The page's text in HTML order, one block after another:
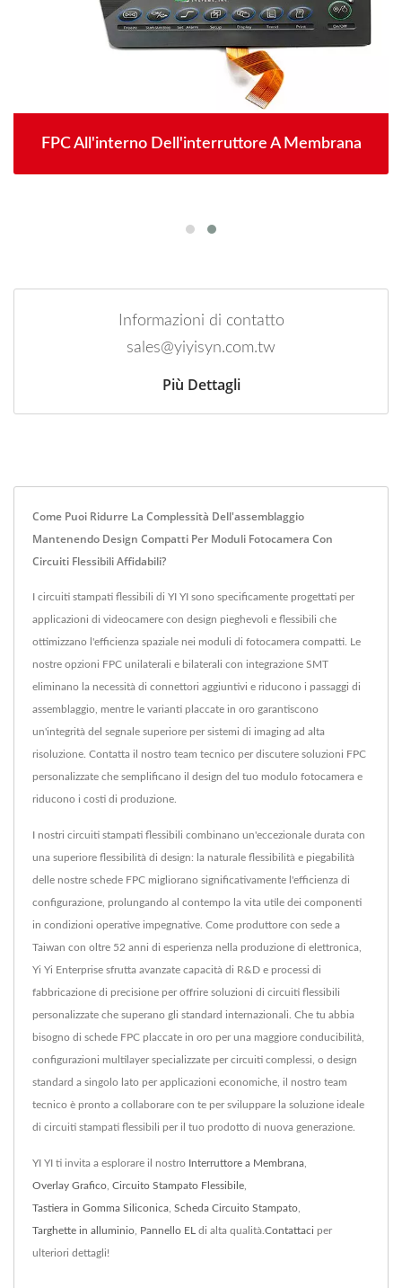
FPC All'interno Dell'interruttore A Membrana
Informazioni di contatto
sales@yiyisyn.com.tw
Più Dettagli
Come Puoi Ridurre La Complessità Dell'assemblaggio
Mantenendo Design Compatti Per Moduli Fotocamera Con
Circuiti Flessibili Affidabili?
I circuiti stampati flessibili di YI YI sono specificamente progettati per
applicazioni di videocamere con design pieghevoli e flessibili che
ottimizzano l'efficienza spaziale nei moduli di fotocamera compatti. Le
nostre opzioni FPC unilaterali e bilaterali con integrazione SMT
eliminano la necessità di connettori aggiuntivi e riducono i passaggi di
assemblaggio, mentre le varianti placcate in oro garantiscono
un'integrità del segnale superiore per sistemi di imaging ad alta
risoluzione. Contatta il nostro team tecnico per discutere soluzioni FPC
personalizzate che semplificano il design del tuo modulo fotocamera e
riducono i costi di produzione.
I nostri circuiti stampati flessibili combinano un'eccezionale durata con
una superiore flessibilità di design: la naturale flessibilità e piegabilità
delle nostre schede FPC migliorano significativamente l'efficienza di
configurazione, prolungando al contempo la vita utile dei componenti
in condizioni operative impegnative. Come produttore con sede a
Taiwan con oltre 52 anni di esperienza nella produzione di elettronica,
Yi Yi Enterprise sfrutta avanzate capacità di R&D e processi di
fabbricazione di precisione per offrire soluzioni di circuiti flessibili
personalizzate che superano gli standard internazionali. Che tu abbia
bisogno di schede FPC placcate in oro per una maggiore conducibilità,
configurazioni multilayer specializzate per circuiti complessi, o design
standard a singolo lato per applicazioni economiche, il nostro team
tecnico è pronto a collaborare con te per sviluppare la soluzione ideale
di circuiti stampati flessibili per il tuo prodotto di nuova generazione.
YI YI ti invita a esplorare il nostro Interruttore a Membrana
Overlay Grafico Circuito Stampato Flessibile
Tastiera in Gomma Siliconica Scheda Circuito Stampato
Targhette in alluminio Pannello EL di alta qualità. Contattaci per
ulteriori dettagli!